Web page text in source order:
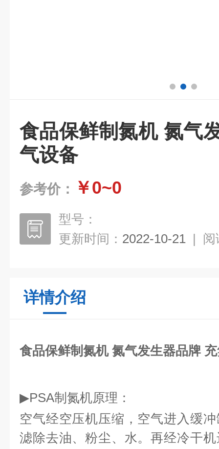
食品保鲜制氮机 氮气
气设备
参考价： ￥0~0
型号：
更新时间： 2022-10-21 | 阅
详情介绍
食品保鲜制氮机 氮气发生器品牌
▶PSA制氮机原理：
空气经空压机压缩，空气进入缓
滤除去油、粉尘、水。再经冷干